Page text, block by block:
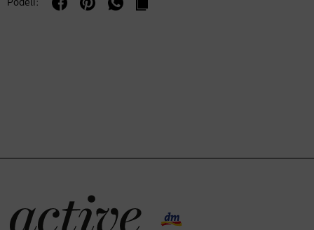
Podeli: